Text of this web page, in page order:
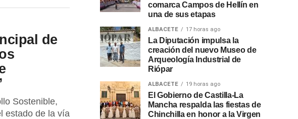
de
Sostenible,
estado de la vía
comarca Campos de Hellín en
una de sus etapas
ALBACETE 17 horas ago
La Diputación impulsa la
creación del nuevo Museo de
Arqueología Industrial de
Riópar
ALBACETE 19 horas ago
El Gobierno de Castilla-La
Mancha respalda las fiestas de
Chinchilla en honor a la Virgen